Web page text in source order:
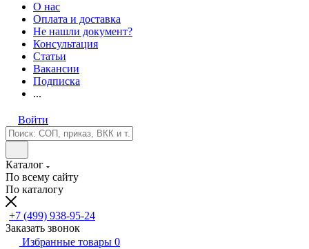
О нас
Оплата и доставка
Не нашли документ?
Консультация
Статьи
Вакансии
Подписка
...
Войти
Каталог
По всему сайту
По каталогу
+7 (499) 938-95-24
Заказать звонок
Избранные товары 0